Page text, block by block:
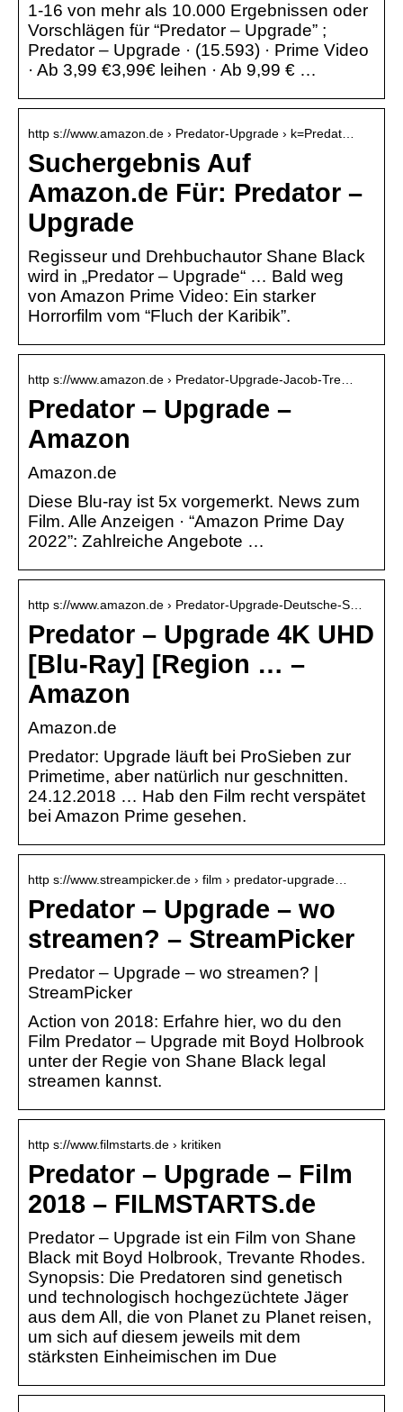
1-16 von mehr als 10.000 Ergebnissen oder
Vorschlägen für “Predator – Upgrade” ;
Predator – Upgrade · (15.593) · Prime Video
· Ab 3,99 €3,99€ leihen · Ab 9,99 € …
http s://www.amazon.de › Predator-Upgrade › k=Predat…
Suchergebnis Auf
Amazon.de Für: Predator –
Upgrade
Regisseur und Drehbuchautor Shane Black
wird in „Predator – Upgrade“ … Bald weg
von Amazon Prime Video: Ein starker
Horrorfilm vom “Fluch der Karibik”.
http s://www.amazon.de › Predator-Upgrade-Jacob-Tre…
Predator – Upgrade –
Amazon
Amazon.de
Diese Blu-ray ist 5x vorgemerkt. News zum
Film. Alle Anzeigen · “Amazon Prime Day
2022”: Zahlreiche Angebote …
http s://www.amazon.de › Predator-Upgrade-Deutsche-S…
Predator – Upgrade 4K UHD
[Blu-Ray] [Region … –
Amazon
Amazon.de
Predator: Upgrade läuft bei ProSieben zur
Primetime, aber natürlich nur geschnitten.
24.12.2018 … Hab den Film recht verspätet
bei Amazon Prime gesehen.
http s://www.streampicker.de › film › predator-upgrade…
Predator – Upgrade – wo
streamen? – StreamPicker
Predator – Upgrade – wo streamen? |
StreamPicker
Action von 2018: Erfahre hier, wo du den
Film Predator – Upgrade mit Boyd Holbrook
unter der Regie von Shane Black legal
streamen kannst.
http s://www.filmstarts.de › kritiken
Predator – Upgrade – Film
2018 – FILMSTARTS.de
Predator – Upgrade ist ein Film von Shane
Black mit Boyd Holbrook, Trevante Rhodes.
Synopsis: Die Predatoren sind genetisch
und technologisch hochgezüchtete Jäger
aus dem All, die von Planet zu Planet reisen,
um sich auf diesem jeweils mit dem
stärksten Einheimischen im Due